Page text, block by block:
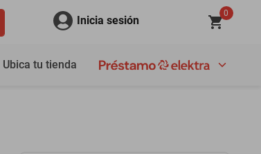
Inicia sesión
0
Ubica tu tienda